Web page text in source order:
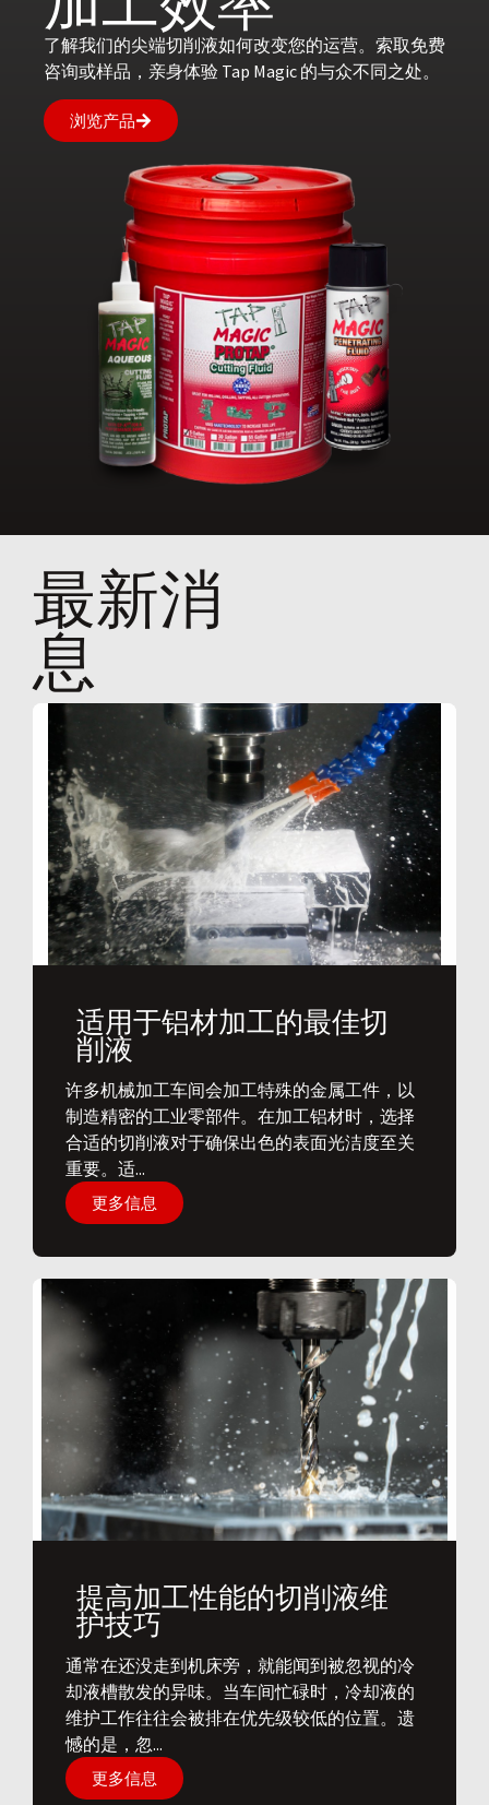
了解我们的尖端切削液如何改变您的运营。索取免费
咨询或样品，亲身体验 Tap Magic 的与众不同之处。
浏览产品
最新消
息
适用于铝材加工的最佳切
削液
​许多机械加工车间会加工特殊的金属工件，以
制造精密的工业零部件。在加工铝材时，选择
合适的切削液对于确保出色的表面光洁度至关
重要。适...
更多信息
提高加工性能的切削液维
护技巧
通常在还没走到机床旁，就能闻到被忽视的冷
却液槽散发的异味。当车间忙碌时，冷却液的
维护工作往往会被排在优先级较低的位置。遗
憾的是，忽...
更多信息